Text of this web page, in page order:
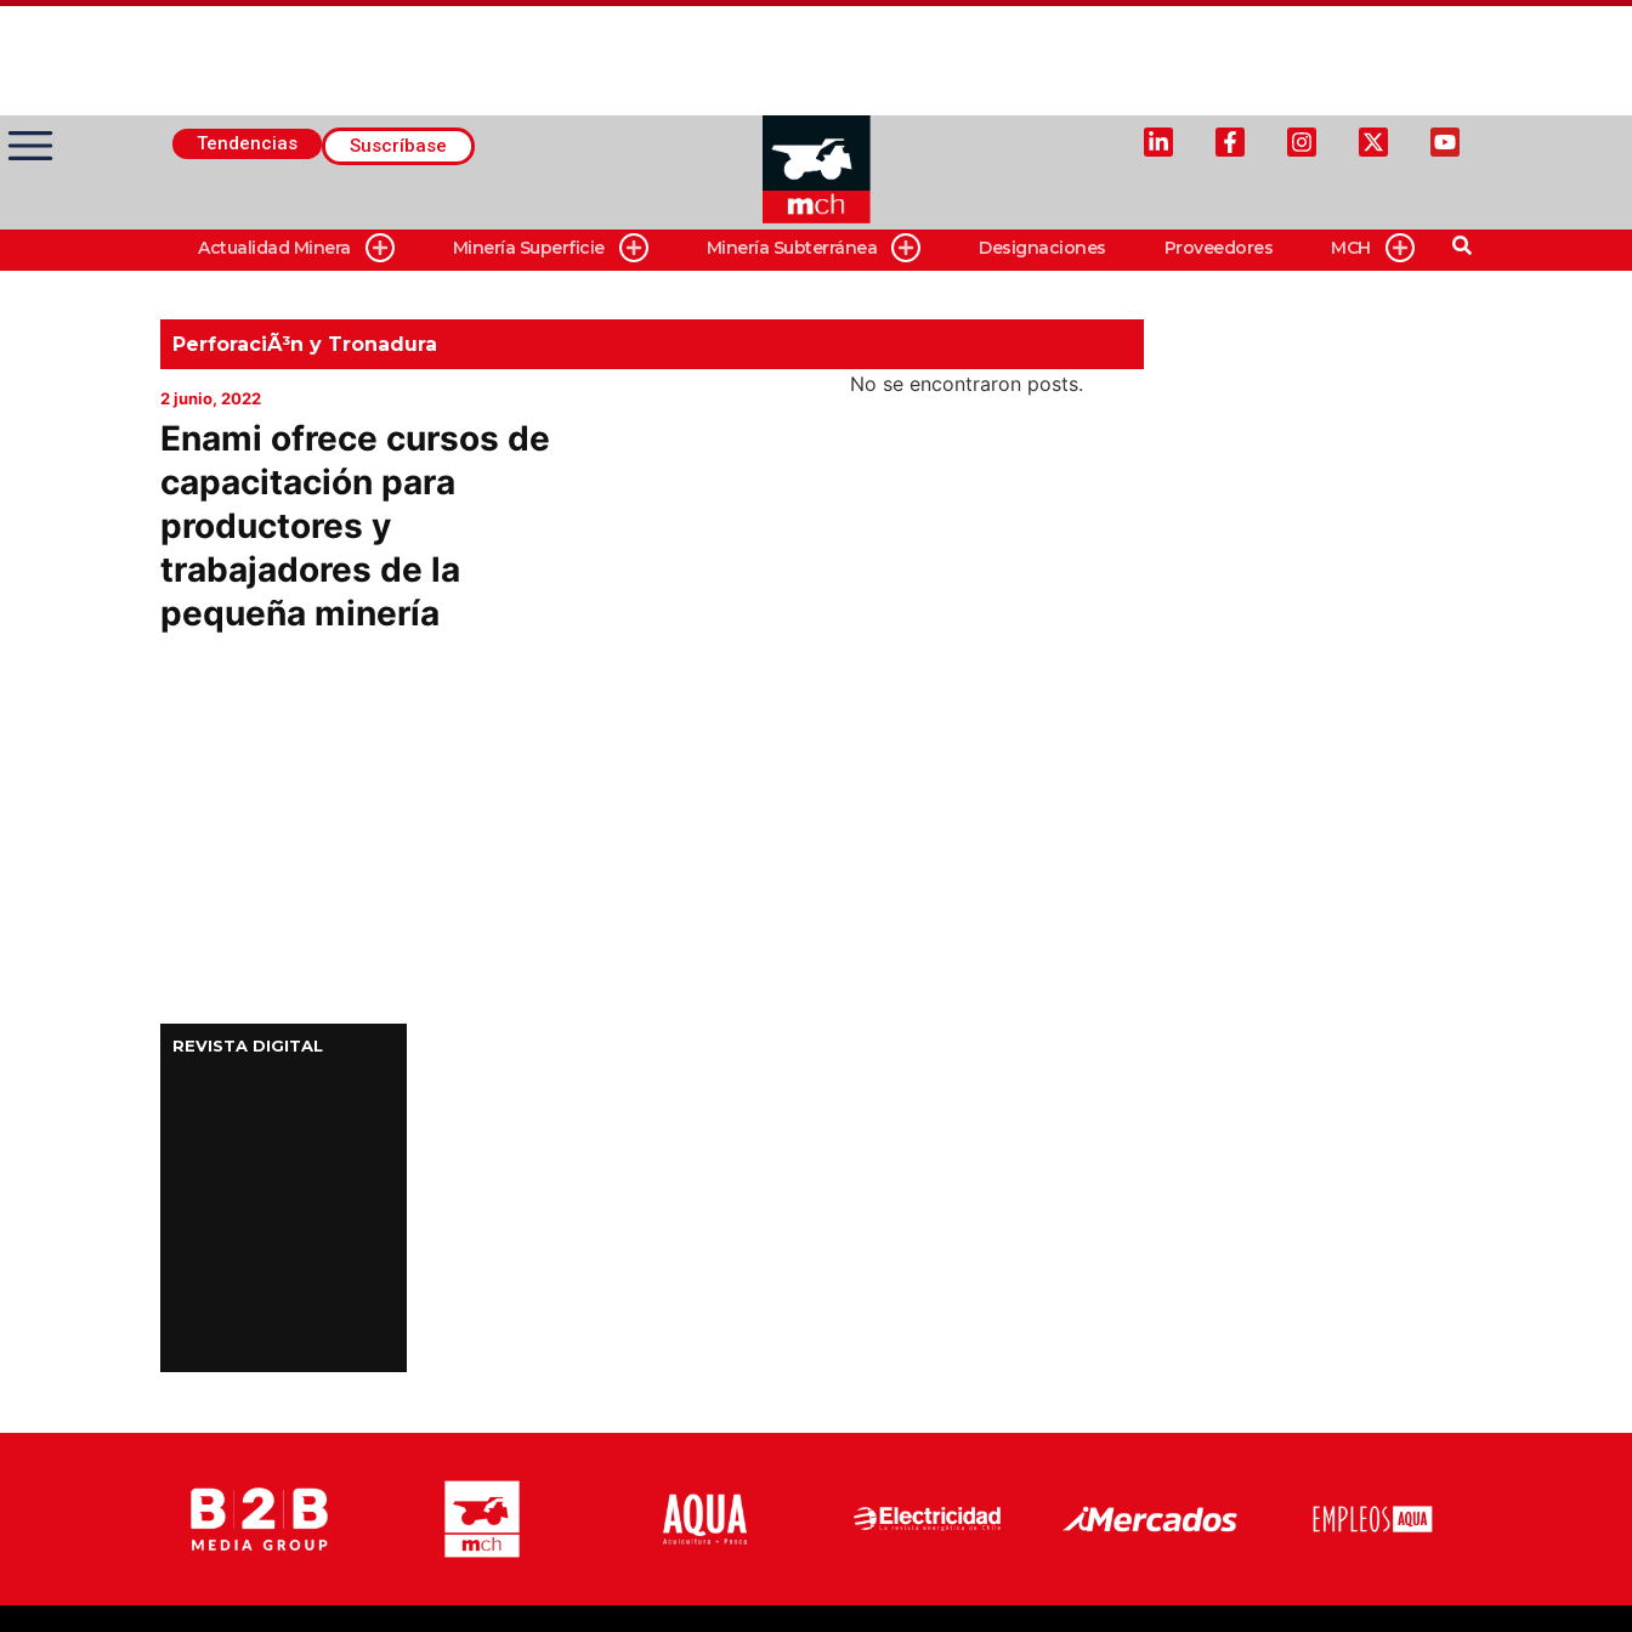
Tendencias Suscríbase
Actualidad Minera
Minería Superficie
Minerí­a Subterránea
Columnas de Opinión
Actualidad Minera Minería Superficie Minería Subterránea Designaciones Proveedores MCH
PerforaciÃ³n y Tronadura
2 junio, 2022
Enami ofrece cursos de
capacitación para
productores y
trabajadores de la
pequeña minería
No se encontraron posts.
REVISTA DIGITAL